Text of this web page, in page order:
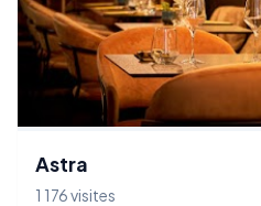
Astra
1 176 visites